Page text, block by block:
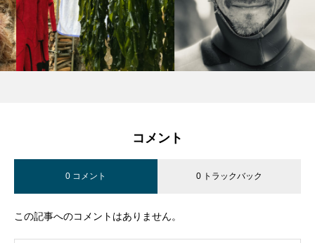
コメント
0 コメント 0 トラックバック
この記事へのコメントはありません。